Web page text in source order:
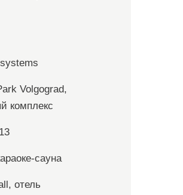
Volgograd,
комплекс
сауна
отель